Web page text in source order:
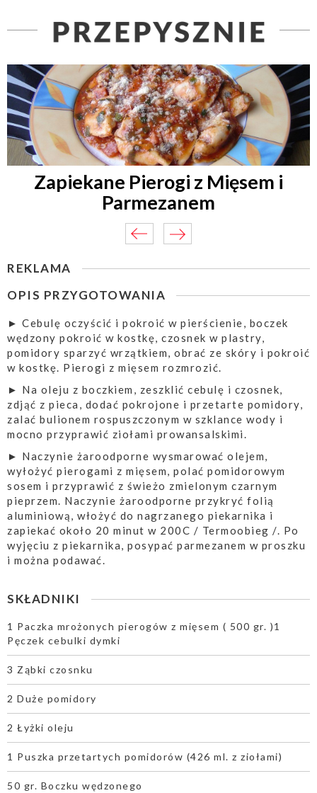
Zapiekane Pierogi z Mięsem i
Parmezanem
REKLAMA
OPIS PRZYGOTOWANIA
► Cebulę oczyścić i pokroić w pierścienie, boczek
wędzony pokroić w kostkę, czosnek w plastry,
pomidory sparzyć wrzątkiem, obrać ze skóry i pokroić
w kostkę. Pierogi z mięsem rozmrozić.
► Na oleju z boczkiem, zeszklić cebulę i czosnek,
zdjąć z pieca, dodać pokrojone i przetarte pomidory,
zalać bulionem rospuszczonym w szklance wody i
mocno przyprawić ziołami prowansalskimi.
► Naczynie żaroodporne wysmarować olejem,
wyłożyć pierogami z mięsem, polać pomidorowym
sosem i przyprawić z świeżo zmielonym czarnym
pieprzem. Naczynie żaroodporne przykryć folią
aluminiową, włożyć do nagrzanego piekarnika i
zapiekać około 20 minut w 200C / Termoobieg /. Po
wyjęciu z piekarnika, posypać parmezanem w proszku
i można podawać.
SKŁADNIKI
1 Paczka mrożonych pierogów z mięsem ( 500 gr. )1
Pęczek cebulki dymki
3 Ząbki czosnku
2 Duże pomidory
2 Łyżki oleju
1 Puszka przetartych pomidorów (426 ml. z ziołami)
50 gr. Boczku wędzonego